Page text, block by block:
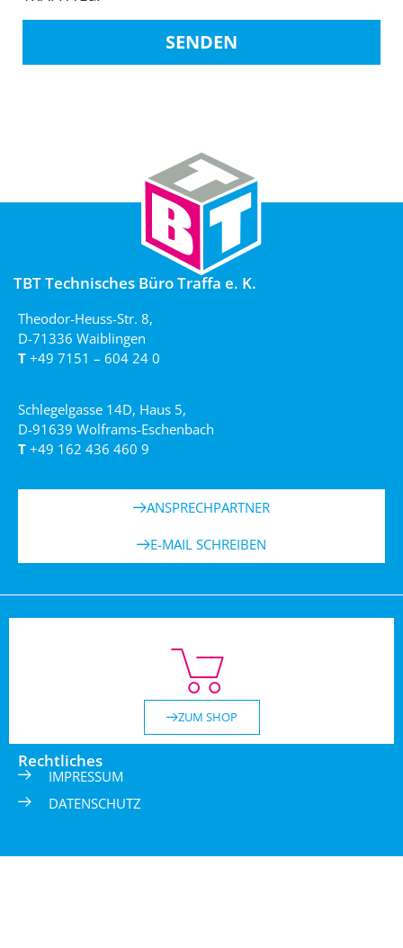
SENDEN
TBT Technisches Büro Traffa e. K.
Theodor-Heuss-Str. 8,
D-71336 Waiblingen
T +49 7151 – 604 24 0
Schlegelgasse 14D, Haus 5,
D-91639 Wolframs-Eschenbach
T +49 162 436 460 9
ANSPRECHPARTNER
E-MAIL SCHREIBEN
ZUM SHOP
Rechtliches
IMPRESSUM
DATENSCHUTZ